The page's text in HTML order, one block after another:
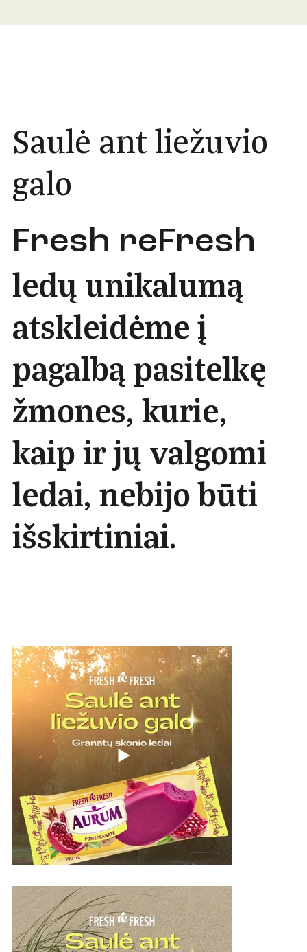
Saulė ant liežuvio
galo
Fresh reFresh
ledų unikalumą
atskleidėme į
pagalbą pasitelkę
žmones, kurie,
kaip ir jų valgomi
ledai, nebijo būti
išskirtiniai.